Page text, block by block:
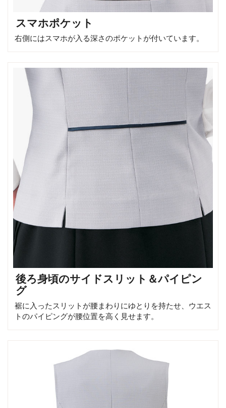
スマホポケット
右側にはスマホが入る深さのポケットが付いています。
後ろ身頃のサイドスリット＆パイピン
グ
裾に入ったスリットが腰まわりにゆとりを持たせ、ウエス
トのパイピングが腰位置を高く見せます。